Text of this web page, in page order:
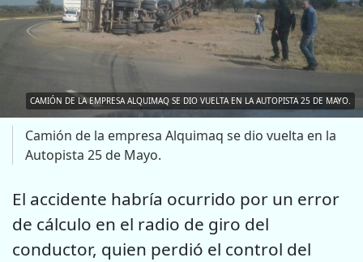
CAMIÓN DE LA EMPRESA ALQUIMAQ SE DIO VUELTA EN LA AUTOPISTA 25 DE MAYO.
Camión de la empresa Alquimaq se dio vuelta en la
Autopista 25 de Mayo.
El accidente habría ocurrido por un error
de cálculo en el radio de giro del
conductor, quien perdió el control del